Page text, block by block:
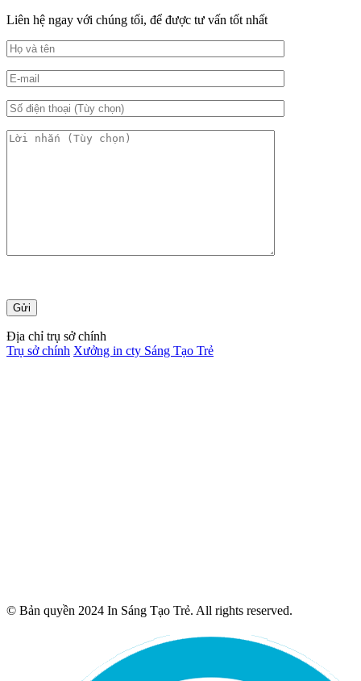
Liên hệ ngay với chúng tối, để được tư vấn tốt nhất
Địa chỉ trụ sở chính
Trụ sở chính Xưởng in cty Sáng Tạo Trẻ
© Bản quyền 2024 In Sáng Tạo Trẻ. All rights reserved.